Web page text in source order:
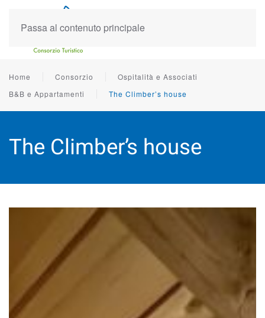
Passa al contenuto principale
Home Consorzio
Ospitalità e Associati
B&B e Appartamenti
The Climber’s house
The Climber’s house